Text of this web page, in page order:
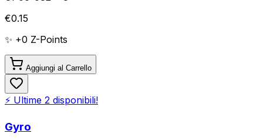
€0.15
✨ +0 Z-Points
Aggiungi al Carrello
⚡ Ultime 2 disponibili!
Gyro